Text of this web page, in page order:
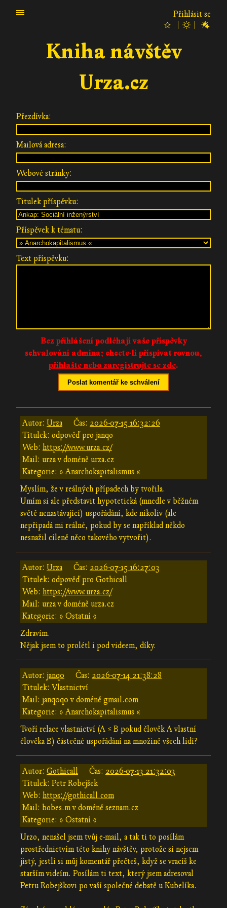
Přihlásit se
Kniha návštěv
Urza.cz
Přezdívka:
Mailová adresa:
Webové stránky:
Titulek příspěvku:
Příspěvek k tématu:
Text příspěvku:
Bez přihlášení podléhají vaše příspěvky
schvalování admina; chcete-li příspívat rovnou,
přihlašte nebo zaregistrujte se zde.
Poslat komentář ke schválení
Autor: Urza Čas: 2026-07-15 16:32:26
Titulek: odpověď pro janqo
Web: https://www.urza.cz/
Mail: urza v doméně urza.cz
Kategorie: » Anarchokapitalismus «
Myslím, že v reálných případech by tvořila.
Umím si ale představit hypotetická (mnedle v běžném
světě nenastávající) uspořádání, kde nikoliv (ale
nepřipadá mi reálné, pokud by se například někdo
nesnažil cíleně něco takového vytvořit).
Autor: Urza Čas: 2026-07-15 16:27:03
Titulek: odpověď pro Gothicall
Web: https://www.urza.cz/
Mail: urza v doméně urza.cz
Kategorie: » Ostatní «
Zdravím.
Nějak jsem to prolétl i pod videem, díky.
Autor: janq0 Čas: 2026-07-14 21:38:28
Titulek: Vlastnictví
Mail: janq0q0 v doméně gmail.com
Kategorie: » Anarchokapitalismus «
Tvoří relace vlastnictví (A ≤ B pokud člověk A vlastní
člověka B) částečné uspořádání na množině všech lidí?
Autor: Gothicall Čas: 2026-07-13 21:32:03
Titulek: Petr Robejšek
Web: https://gothicall.com
Mail: bobes.m v doméně seznam.cz
Kategorie: » Ostatní «
Urzo, nenašel jsem tvůj e-mail, a tak ti to posílám
prostřednictvím této knihy návštěv, protože si nejsem
jistý, jestli si můj komentář přečteš, když se vracíš ke
starším videím. Posílám ti text, který jsem adresoval
Petru Robejškovi po vaší společné debatě u Kubelíka.